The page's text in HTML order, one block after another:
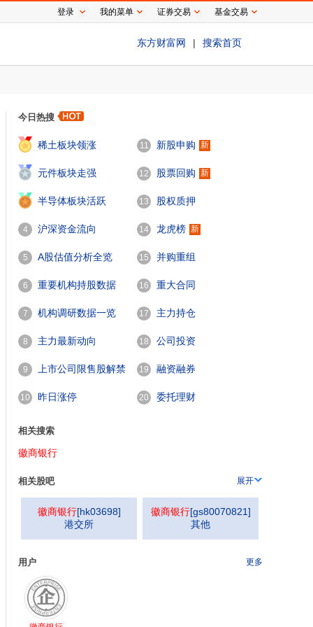
东方财富网 | 搜索首页
今日热搜
稀土板块领涨
2
元件板块走强
3
半导体板块活跃
4 沪深资金流向
5 A股估值分析全览
6 重要机构持股数据
7 机构调研数据一览
8 主力最新动向
9 上市公司限售股解禁
一览
10 昨日涨停
11 新股申购 新
12 股票回购 新
13 股权质押
14 龙虎榜 新
15 并购重组
16 重大合同
17 主力持仓
18 公司投资
19 融资融券
20 委托理财
相关搜索
徽商银行
相关股吧 展开
徽商银行[hk03698]
港交所
徽商银行[gs80070821]
其他
用户 更多
登录 我的菜单 证券交易 基金交易